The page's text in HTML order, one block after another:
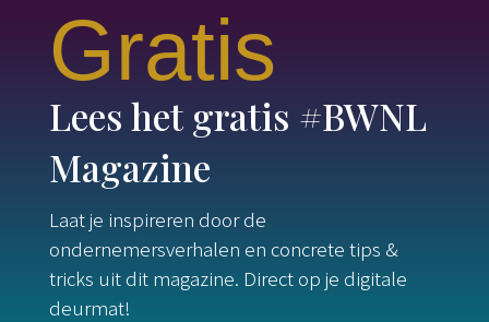
Gratis
Lees het gratis #BWNL
Magazine
Laat je inspireren door de
ondernemersverhalen en concrete tips &
tricks uit dit magazine. Direct op je digitale
deurmat!